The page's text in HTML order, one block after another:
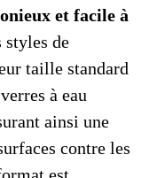
et facile à
styles de
taille standard
à eau
ainsi une
contre les